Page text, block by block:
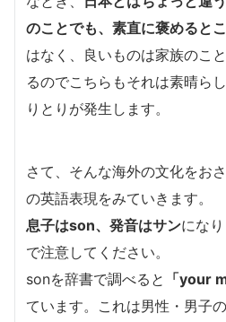
のことでも、素直に褒めると
はなく、良いものは家族のこ
るのでこちらもそれは素晴ら
りとりが発生します。
さて、そんな海外の文化をお
の英語表現をみていきます。
息子はson、発音はサンにな
で注意してください。
sonを辞書で調べると 「your
ています。これは男性・男子